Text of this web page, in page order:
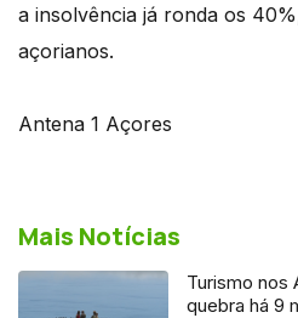
a insolvência já ronda os
açorianos.
Antena 1 Açores
Mais Notícias
Turismo nos
quebra há 9